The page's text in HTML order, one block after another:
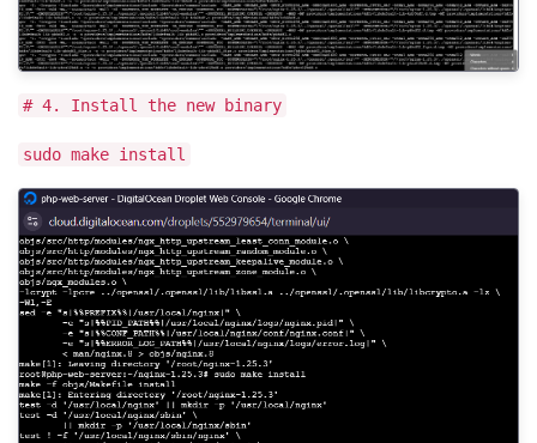
# 4. Install the new binary
sudo make install